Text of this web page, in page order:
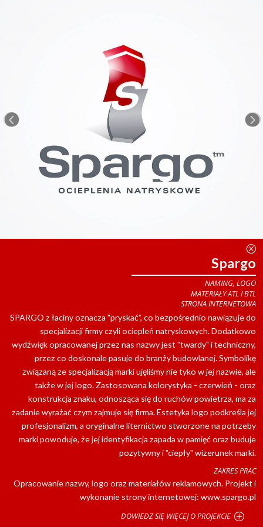
< =
Q
Spargo
NAMING, LOGO
MATERIAŁY ATL I BTL
STRONA INTERNETOWA
SPARGO z łaciny oznacza "pryskać", co bezpośrednio nawiązuje do
specjalizacji firmy czyli ociepleń natryskowych. Dodatkowo
wydźwięk opracowanej przez nas nazwy jest "twardy" i techniczny,
przez co doskonale pasuje do branży budowlanej. Symbolikę
związaną ze specjalizacją marki ujęliśmy nie tyko w jej nazwie, ale
także w jej logo. Zastosowana kolorystyka - czerwień - oraz
konstrukcja znaku, odnosząca się do ruchów powietrza, ma za
zadanie wyrażać czym zajmuje się firma. Estetyka logo podkreśla jej
profesjonalizm, a oryginalne liternictwo stworzone na potrzeby
marki powoduje, że jej identyfikacja zapada w pamięć oraz buduje
pozytywny i "ciepły" wizerunek marki.
ZAKRES PRAC
Opracowanie nazwy, logo oraz materiałów reklamowych. Projekt i
wykonanie strony internetowej: www.spargo.pl
DOWIEDZ SIĘ WIĘCEJ O PROJEKCIE